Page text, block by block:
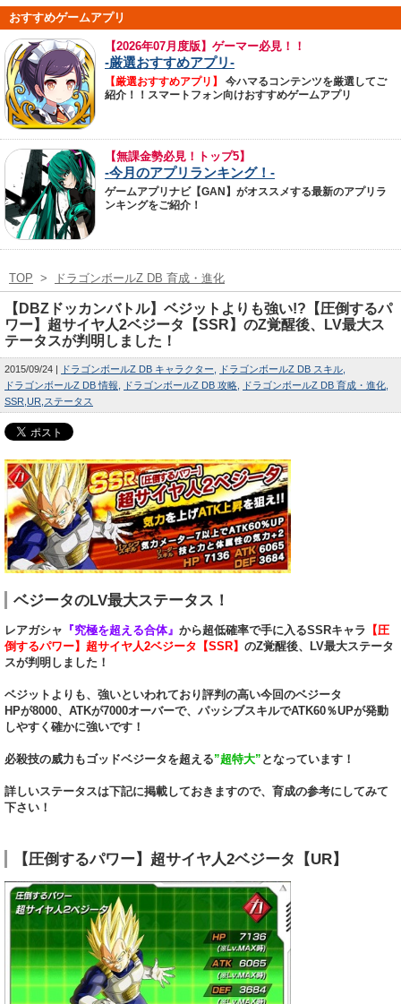
おすすめゲームアプリ
【2026年07月度版】ゲーマー必見！！
-厳選おすすめアプリ-
【厳選おすすめアプリ】
今ハマるコンテンツを厳選してご
紹介！！スマートフォン向けおすすめゲームアプリ
【無課金勢必見！トップ5】
-今月のアプリランキング！-
ゲームアプリナビ【GAN】がオススメする最新のアプリラ
ンキングをご紹介！
TOP > ドラゴンボールZ DB 育成・進化
【DBZドッカンバトル】ベジットよりも強い!?【圧倒するパ
ワー】超サイヤ人2ベジータ【SSR】のZ覚醒後、LV最大ス
テータスが判明しました！
2015/09/24 ドラゴンボールZ DB キャラクター
ドラゴンボールZ DB スキル
ドラゴンボールZ DB 情報
ドラゴンボールZ DB 攻略
ドラゴンボールZ DB 育成・進化
SSR UR ステータス
ベジータのLV最大ステータス！
レアガシャ 『究極を超える合体』 から超低確率で手に入るSSRキャラ 【圧
倒するパワー】超サイヤ人2ベジータ【SSR】 のZ覚醒後、LV最大ステータ
スが判明しました！
ベジットよりも、強いといわれており評判の高い今回のベジータ
HPが8000、ATKが7000オーバーで、パッシブスキルでATK60％UPが発動
しやすく確かに強いです！
必殺技の威力もゴッドベジータを超える”超特大” となっています！
詳しいステータスは下記に掲載しておきますので、育成の参考にしてみて
下さい！
【圧倒するパワー】超サイヤ人2ベジータ【UR】